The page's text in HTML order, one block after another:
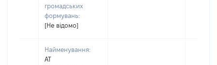
громадських
формувань:
[Не відомо]
Найменування:
АТ